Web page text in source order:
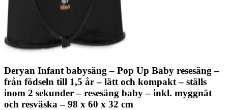
Deryan Infant babysäng – Pop Up Baby resesäng –
från födseln till 1,5 år – lätt och kompakt – ställs
inom 2 sekunder – resesäng baby – inkl. myggnät
och resväska – 98 x 60 x 32 cm